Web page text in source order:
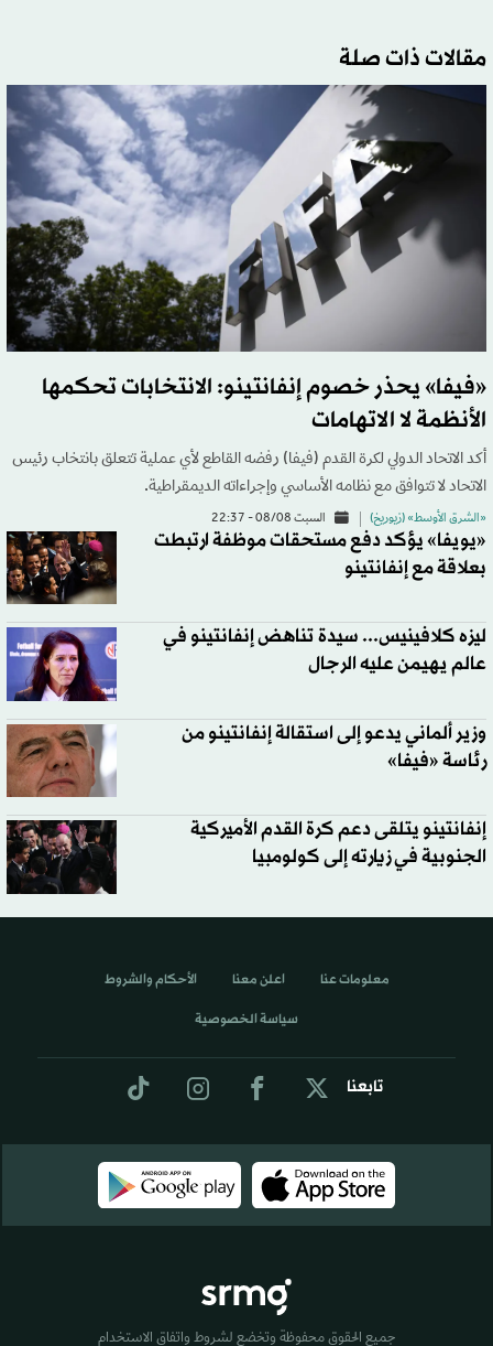
مقالات ذات صلة
«فيفا» يحذر خصوم إنفانتينو: الانتخابات تحكمها
الأنظمة لا الاتهامات
أكد الاتحاد الدولي لكرة القدم (فيفا) رفضه القاطع لأي عملية تتعلق بانتخاب رئيس
الاتحاد لا تتوافق مع نظامه الأساسي وإجراءاته الديمقراطية.
«الشرق الأوسط» (زيوريخ) السبت 08/08 - 22:37
«يويفا» يؤكد دفع مستحقات موظفة ارتبطت
بعلاقة مع إنفانتينو
ليزه كلافينيس... سيدة تناهض إنفانتينو في
عالم يهيمن عليه الرجال
وزير ألماني يدعو إلى استقالة إنفانتينو من
رئاسة «فيفا»
إنفانتينو يتلقى دعم كرة القدم الأميركية
الجنوبية في زيارته إلى كولومبيا
تابعنا
معلومات عنا اعلن معنا الأحكام والشروط
سياسة الخصوصية
جميع الحقوق محفوظة وتخضع لشروط واتفاق الاستخدام